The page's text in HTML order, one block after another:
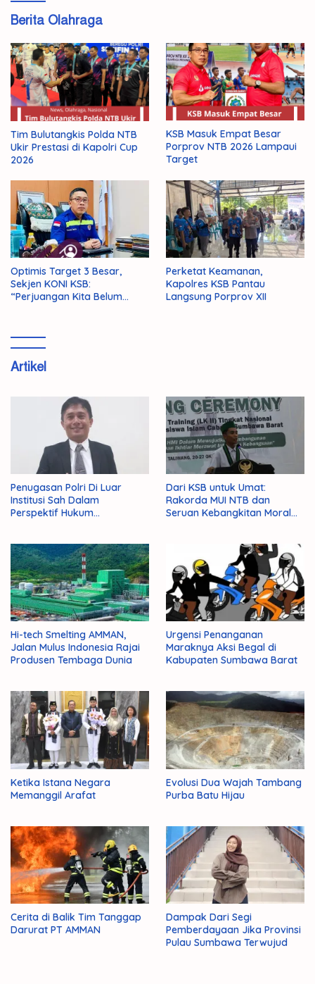
Berita Olahraga
Tim Bulutangkis Polda NTB
Ukir Prestasi di Kapolri Cup
2026
KSB Masuk Empat Besar
Porprov NTB 2026 Lampaui
Target
Optimis Target 3 Besar,
Sekjen KONI KSB:
“Perjuangan Kita Belum
Perketat Keamanan,
Kapolres KSB Pantau
Langsung Porprov XII
Artikel
Penugasan Polri Di Luar
Institusi Sah Dalam
Perspektif Hukum
Dari KSB untuk Umat:
Rakorda MUI NTB dan
Seruan Kebangkitan Moral
Hi-tech Smelting AMMAN,
Jalan Mulus Indonesia Rajai
Produsen Tembaga Dunia
Urgensi Penanganan
Maraknya Aksi Begal di
Kabupaten Sumbawa Barat
Ketika Istana Negara
Memanggil Arafat
Evolusi Dua Wajah Tambang
Purba Batu Hijau
Cerita di Balik Tim Tanggap
Darurat PT AMMAN
Dampak Dari Segi
Pemberdayaan Jika Provinsi
Pulau Sumbawa Terwujud